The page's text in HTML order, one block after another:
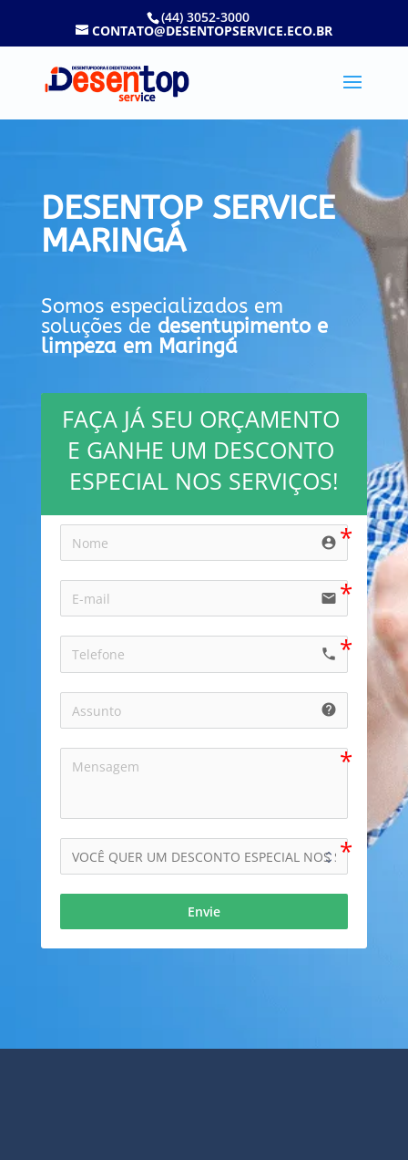
(44) 3052-3000
CONTATO@DESENTOPSERVICE.ECO.BR
DESENTOP SERVICE
MARINGÁ
Somos especializados em
soluções de desentupimento e
limpeza em Maringá
FAÇA JÁ SEU ORÇAMENTO
E GANHE UM DESCONTO
ESPECIAL NOS SERVIÇOS!
account_circle
email
local_phone
help
Envie